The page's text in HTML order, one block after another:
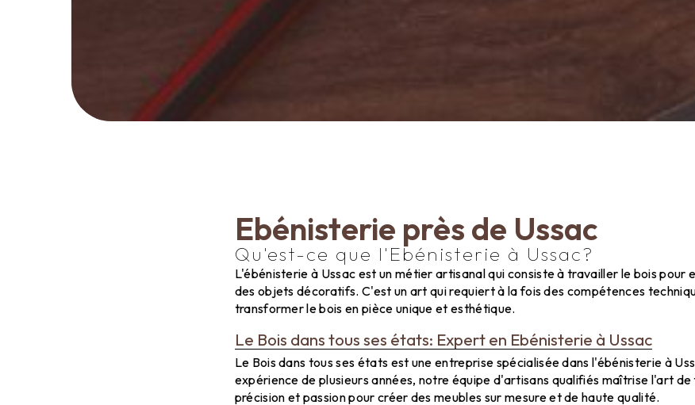
Ebénisterie près de Ussac
Qu'est-ce que l'Ebénisterie à Ussac?
L'ébénisterie à Ussac est un métier artisanal qui consiste à travailler le bois pour
des objets décoratifs. C'est un art qui requiert à la fois des compétences
transformer le bois en pièce unique et esthétique.
Le Bois dans tous ses états: Expert en Ebénisterie à Ussac
Le Bois dans tous ses états est une entreprise spécialisée dans l'ébénisterie à
expérience de plusieurs années, notre équipe d'artisans qualifiés maîtrise l'art
précision et passion pour créer des meubles sur mesure et de haute qualité.